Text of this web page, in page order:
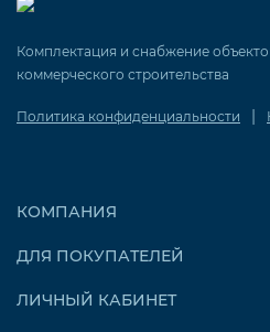
Комплектация и снабжение
коммерческого строительства
Политика конфиденциальности |
КОМПАНИЯ
ДЛЯ ПОКУПАТЕЛЕЙ
ЛИЧНЫЙ КАБИНЕТ